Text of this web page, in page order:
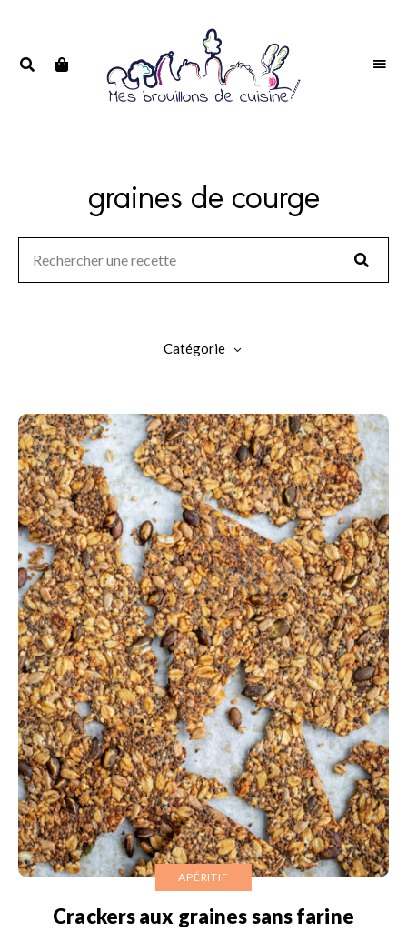
graines de courge
Catégorie
APÉRITIF
Crackers aux graines sans farine